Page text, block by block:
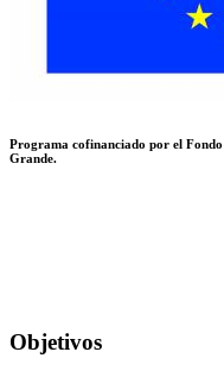
Programa cofinanciado por el
Grande.
Objetivos